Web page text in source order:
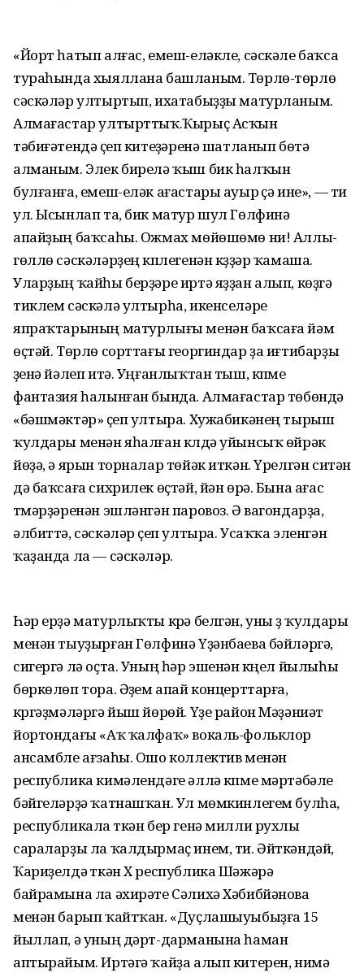
«Йорт һатып алғас, емеш-еләкле, сәскәле баҡса
тураһында хыяллана башланым. Төрлө-төрлө
сәскәләр ултыртып, ихатабыҙҙы матурланым.
Алмағастар ултырттыҡ.Ҡырыҫ Асҡын
тәбиғәтендә үҫеп китеүҙәренә шатланып бөтә
алманым. Элек бирелә ҡыш бик һалҡын
булғанға, емеш-еләк ағастары ауыр үҫә ине», — ти
ул. Ысынлап та, бик матур шул Гөлфинә
апайҙың баҡсаһы. Ожмах мөйөшөмө ни! Аллы-
гөллө сәскәләрҙең күплегенән күҙҙәр ҡамаша.
Уларҙың ҡайһы берҙәре иртә яҙҙан алып, көҙгә
тиклем сәскәлә ултырһа, икенселәре
япраҡтарының матурлығы менән баҡсаға йәм
өҫтәй. Төрлө сорттағы георгиндар ҙа иғтибарҙы
үҙенә йәлеп итә. Уңғанлыҡтан тыш, күпме
фантазия һалынған бында. Алмағастар төбөндә
«бәшмәктәр» үҫеп ултыра. Хужабикәнең тырыш
ҡулдары менән яһалған күлдә уйынсыҡ өйрәк
йөҙә, ә ярын торналар төйәк иткән. Үрелгән ситән
дә баҡсаға сихрилек өҫтәй, йән өрә. Бына ағас
түмәрҙәренән эшләнгән паровоз. Ә вагондарҙа,
әлбиттә, сәскәләр үҫеп ултыра. Усаҡҡа эленгән
ҡаҙанда ла — сәскәләр.
Һәр ерҙә матурлыҡты күрә белгән, уны үҙ ҡулдары
менән тыуҙырған Гөлфинә Үҙәнбаева бәйләргә,
сигергә лә оҫта. Уның һәр эшенән күңел йылыһы
бөркөлөп тора. Әүҙем апай концерттарға,
күргәҙмәләргә йыш йөрөй. Үҙе район Мәҙәниәт
йортондағы «Аҡ ҡалфаҡ» вокаль-фольклор
ансамбле ағзаһы. Ошо коллектив менән
республика кимәлендәге әллә күпме мәртәбәле
бәйгеләрҙә ҡатнашҡан. Ул мөмкинлегем булһа,
республикала үткән бер генә милли рухлы
сараларҙы ла ҡалдырмаҫ инем, ти. Әйткәндәй,
Ҡариҙелдә үткән X республика Шәжәрә
байрамына ла әхирәте Сәлихә Хәбибйәнова
менән барып ҡайтҡан. «Дуҫлашыуыбыҙға 15
йыллап, ә уның дәрт-дарманына һаман
аптырайым. Иртәгә ҡайҙа алып китерен, нимә